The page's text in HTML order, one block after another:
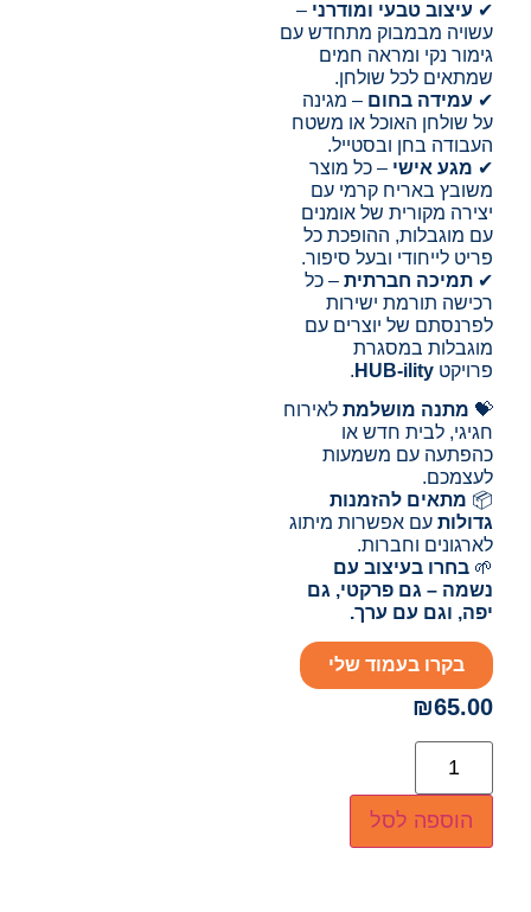
✔ עיצוב טבעי ומודרני –
עשויה מבמבוק מתחדש עם
גימור נקי ומראה חמים
שמתאים לכל שולחן.
✔ עמידה בחום – מגינה
על שולחן האוכל או משטח
העבודה בחן ובסטייל.
✔ מגע אישי – כל מוצר
משובץ באריח קרמי עם
יצירה מקורית של אומנים
עם מוגבלות, ההופכת כל
פריט לייחודי ובעל סיפור.
✔תמיכה חברתית – כל
רכישה תורמת ישירות
לפרנסתם של יוצרים עם
מוגבלות במסגרת
פרויקטHUB-ility
.
💝 מתנה מושלמת לאירוח
חגיגי, לבית חדש או
כהפתעה עם משמעות
לעצמכם.
📦 מתאים להזמנות
גדולות עם אפשרות מיתוג
לארגונים וחברות.
🌱בחרו בעיצוב עם
נשמה – גם פרקטי, גם
יפה, וגם עם ערך.
בקרו בעמוד שלי
₪65.00
הוספה לסל